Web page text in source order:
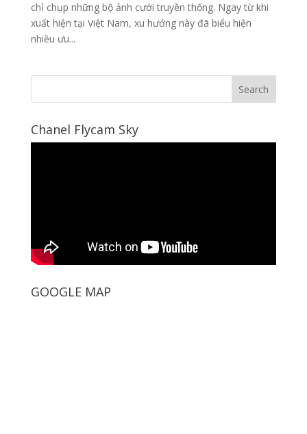
chỉ chụp những bộ ảnh cưới truyền thống. Ngay từ khi
xuất hiện tại Việt Nam, xu hướng này đã biểu hiện
nhiều ưu...
Chanel Flycam Sky
GOOGLE MAP